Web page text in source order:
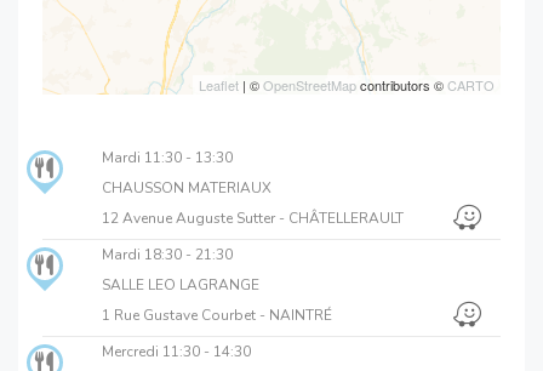
Leaflet | ©OpenStreetMapcontributors ©CARTO
Mardi 11:30 - 13:30
CHAUSSON MATERIAUX
12 Avenue Auguste Sutter - CHÂTELLERAULT
Mardi 18:30 - 21:30
SALLE LEO LAGRANGE
1 Rue Gustave Courbet - NAINTRÉ
Mercredi 11:30 - 14:30